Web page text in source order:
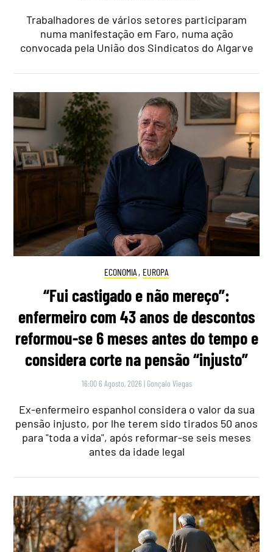
Trabalhadores de vários setores participaram
numa manifestação em Faro, numa ação
convocada pela União dos Sindicatos do Algarve
ECONOMIA , EUROPA
“Fui castigado e não mereço”:
enfermeiro com 43 anos de descontos
reformou-se 6 meses antes do tempo e
considera corte na pensão “injusto”
16:00 6 Agosto, 2026 | Gonçalo Viegas
Ex-enfermeiro espanhol considera o valor da sua
pensão injusto, por lhe terem sido tirados 50 anos
para "toda a vida", após reformar-se seis meses
antes da idade legal